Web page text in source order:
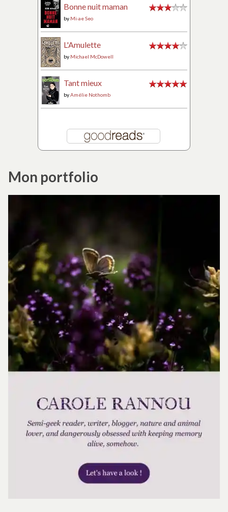
Bonne nuit maman
by Mi-ae Seo
L'Amulette
by Michael McDowell
Tant mieux
byAmélie Nothomb
Mon portfolio